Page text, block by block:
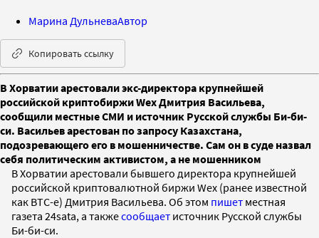
Марина ДульневаАвтор
Копировать ссылку
В Хорватии арестовали экс-директора крупнейшей
российской криптобиржи Wex Дмитрия Васильева,
сообщили местные СМИ и источник Русской службы Би-би-
си. Васильев арестован по запросу Казахстана,
подозревающего его в мошенничестве. Сам он в суде назвал
себя политическим активистом, а не мошенником
В Хорватии арестовали бывшего директора крупнейшей
российской криптовалютной биржи Wex (ранее известной
как BTC-e) Дмитрия Васильева. Об этом пишет местная
газета 24sata, а такжесообщает источник Русской службы
Би-би-си.